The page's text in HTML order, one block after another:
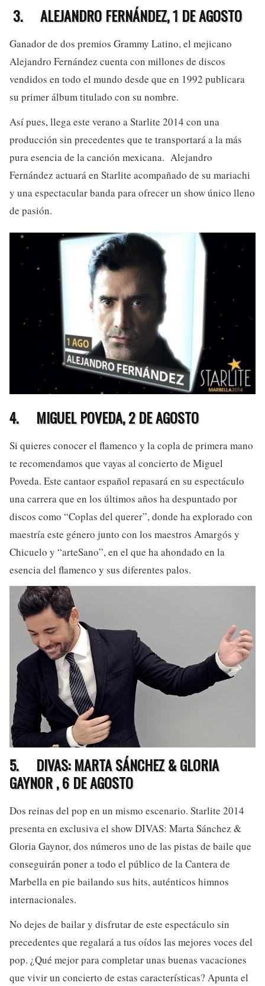
3. ALEJANDRO FERNÁNDEZ, 1 DE AGOSTO
Ganador de dos premios Grammy Latino, el mejicano
Alejandro Fernández cuenta con millones de discos
vendidos en todo el mundo desde que en 1992 publicara
su primer álbum titulado con su nombre.
Así pues, llega este verano a Starlite 2014 con una
producción sin precedentes que te transportará a la más
pura esencia de la canción mexicana. Alejandro
Fernández actuará en Starlite acompañado de su mariachi
y una espectacular banda para ofrecer un show único lleno
de pasión.
4. MIGUEL POVEDA, 2 DE AGOSTO
Si quieres conocer el flamenco y la copla de primera mano
te recomendamos que vayas al concierto de Miguel
Poveda. Este cantaor español repasará en su espectáculo
una carrera que en los últimos años ha despuntado por
discos como “Coplas del querer”, donde ha explorado con
maestría este género junto con los maestros Amargós y
Chicuelo y “arteSano”, en el que ha ahondado en la
esencia del flamenco y sus diferentes palos.
5. DIVAS: MARTA SÁNCHEZ & GLORIA
GAYNOR , 6 DE AGOSTO
Dos reinas del pop en un mismo escenario. Starlite 2014
presenta en exclusiva el show DIVAS: Marta Sánchez &
Gloria Gaynor, dos números uno de las pistas de baile que
conseguirán poner a todo el público de la Cantera de
Marbella en pie bailando sus hits, auténticos himnos
internacionales.
No dejes de bailar y disfrutar de este espectáculo sin
precedentes que regalará a tus oídos las mejores voces del
pop. ¿Qué mejor para completar unas buenas vacaciones
que vivir un concierto de estas características? Apunta el